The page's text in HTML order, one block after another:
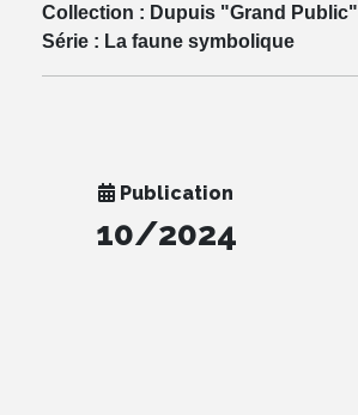
Collection : Dupuis "Grand Public"
Série : La faune symbolique
Publication
10/2024